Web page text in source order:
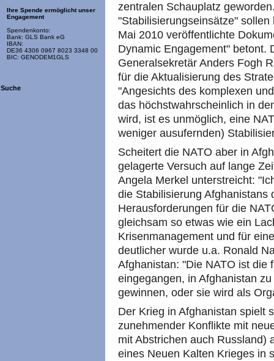
Ihre Spende ermöglicht unser
Engagement
Spendenkonto:
Bank: GLS Bank eG
IBAN:
DE36 4306 0967 8023 3348 00
BIC: GENODEM1GLS
Suche
zentralen Schauplatz
"Stabilisierungseinsätze"
Mai 2010 veröffentlichte
Dynamic Engagement" betont.
Generalsekretär Anders Fogh
für die Aktualisierung des
"Angesichts des komplexen
das höchstwahrscheinlich in
wird, ist es unmöglich, eine
weniger ausufernden)
Scheitert die NATO aber in
gelagerte Versuch auf lange
Angela Merkel unterstreicht:
die Stabilisierung Afghanistans
Herausforderungen für die
gleichsam so etwas wie ein
Krisenmanagement und für
deutlicher wurde u.a. Ronald
Afghanistan: "Die NATO ist die
eingegangen, in Afghanistan
gewinnen, oder sie wird als
Der Krieg in Afghanistan spielt
zunehmender Konflikte mit
mit Abstrichen auch Russland)
eines Neuen Kalten Krieges in